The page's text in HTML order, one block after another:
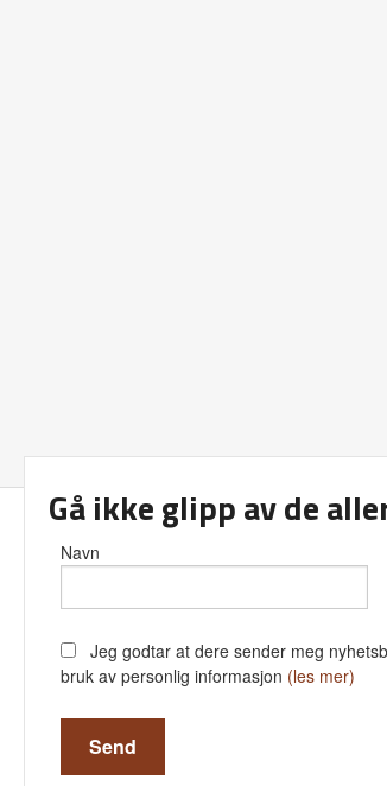
Gå ikke glipp av de
Navn
Jeg godtar at dere sender meg
bruk av personlig informasjon (les mer)